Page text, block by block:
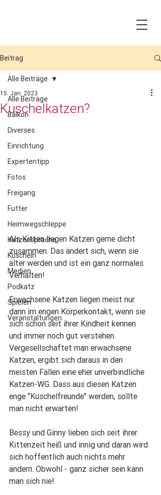
Beitrag
Alle Beiträge
Balkon
Diverses
Einrichtung
Expertentipp
Fotos
Freigang
Futter
Heimwegschleppe
Katzensprache
Kuscheln
Medien
Podkatz
Spielen
Veranstaltungen
Alle Beiträge
Kuschelkatzen?
15. Jan. 2023
Als Kitten liegen Katzen gerne dicht
zusammen. Das ändert sich, wenn sie
älter werden und ist ein ganz normales
Verhalten!
Erwachsene Katzen liegen meist nur
dann im engen Körperkontakt, wenn sie
sich schon seit ihrer Kindheit kennen
und immer noch gut verstehen.
Vergesellschaftet man erwachsene
Katzen, ergibt sich daraus in den
meisten Fällen eine eher unverbindliche
Katzen-WG. Dass aus diesen Katzen
enge "Kuschelfreunde" werden, sollte
man nicht erwarten!
Bessy und Ginny lieben sich seit ihrer
Kittenzeit heiß und innig und daran wird
sich hoffentlich auch nichts mehr
ändern. Obwohl - ganz sicher sein kann
man sich nie!